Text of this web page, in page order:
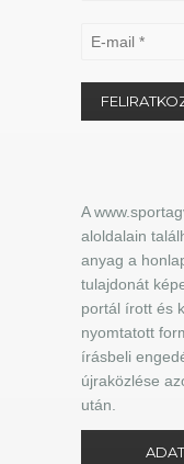
A
aloldalain
anyag a
tulajdonát
portál írott és
nyomtatott
írásbeli
újraközlése
után.